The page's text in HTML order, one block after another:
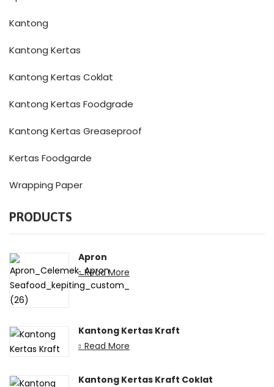
Kantong
Kantong Kertas
Kantong Kertas Coklat
Kantong Kertas Foodgrade
Kantong Kertas Greaseproof
Kertas Foodgarde
Wrapping Paper
PRODUCTS
Apron
Read More
Kantong Kertas Kraft
Read More
Kantong Kertas Kraft Coklat